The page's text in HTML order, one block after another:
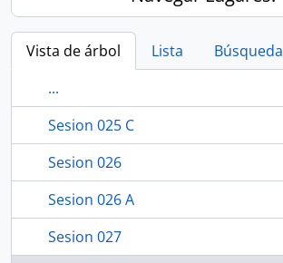
Vista de árbol Lista
Búsqueda
...
Sesion 025 C
Sesion 026
Sesion 026 A
Sesion 027